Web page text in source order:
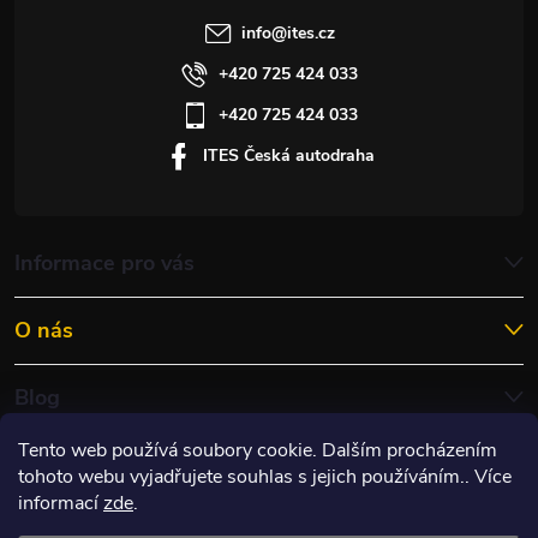
Tento web používá soubory cookie. Dalším procházením
tohoto webu vyjadřujete souhlas s jejich používáním.. Více
informacízde.
Informace pro vás
O nás
Blog
info@ites.cz
+420 725 424 033
+420 725 424 033
ITES Česká autodraha